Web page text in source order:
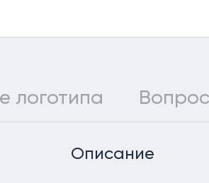
логотипа
Описание